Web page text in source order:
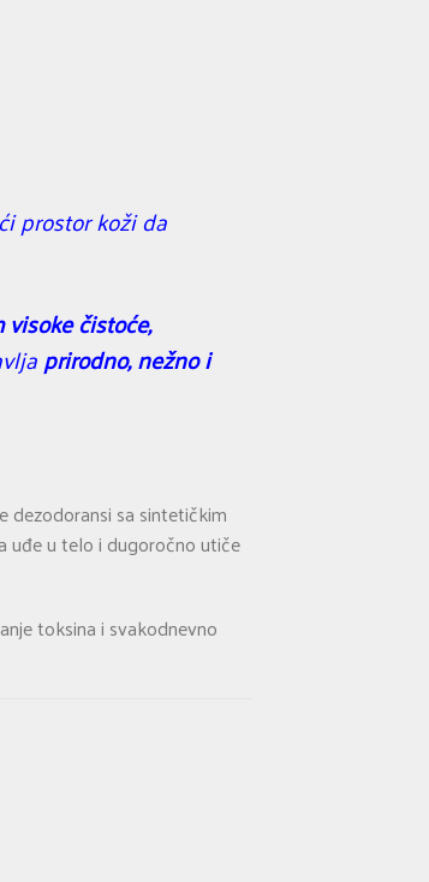
prostor koži da
čistoće,
prirodno, nežno i
dezodoransi sa sintetičkim
uđe u telo i dugoročno utiče
toksina i svakodnevno